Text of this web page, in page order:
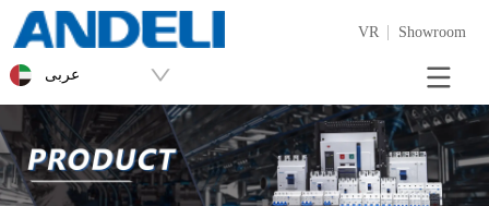
VR Showroom
عربى